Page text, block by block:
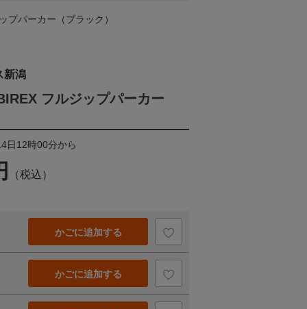
プパーカー（ブラック）
新潟
フルジップパーカー
日12時00分から
（税込）
かごに追加する
かごに追加する